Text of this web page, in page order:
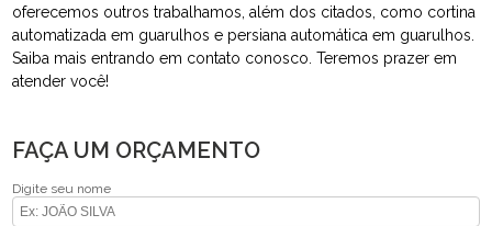
oferecemos outros trabalhamos, além dos citados, como cortina
automatizada em guarulhos e persiana automática em guarulhos.
Saiba mais entrando em contato conosco. Teremos prazer em
atender você!
FAÇA UM ORÇAMENTO
Digite seu nome